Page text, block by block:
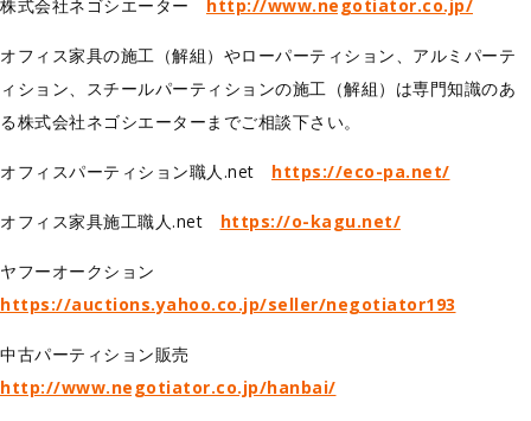
株式会社ネゴシエーター http://www.negotiator.co.jp/
オフィス家具の施工（解組）やローパーティション、アルミパーテ
ィション、スチールパーティションの施工（解組）は専門知識のあ
る株式会社ネゴシエーターまでご相談下さい。
オフィスパーティション職人.net https://eco-pa.net/
オフィス家具施工職人.net https://o-kagu.net/
ヤフーオークション
https://auctions.yahoo.co.jp/seller/negotiator193
中古パーティション販売
http://www.negotiator.co.jp/hanbai/